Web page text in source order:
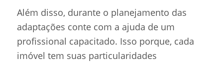
Além disso, durante o planejamento das
adaptações conte com a ajuda de um
profissional capacitado. Isso porque, cada
imóvel tem suas particularidades